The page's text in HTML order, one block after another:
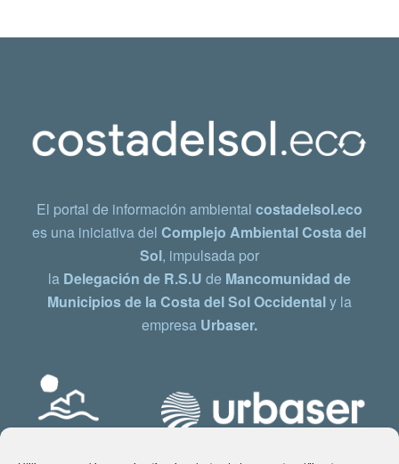
El portal de información ambiental costadelsol.eco
es una iniciativa delComplejo Ambiental Costa del
Sol, impulsada por
la Delegación de R.S.U de Mancomunidad de
Municipios de la Costa del Sol Occidentaly la
empresa Urbaser.